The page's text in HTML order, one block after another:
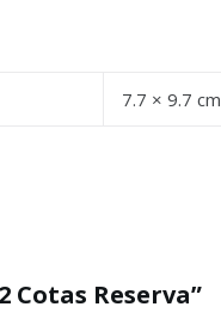
7.7 × 9.7 cm
Reserva”